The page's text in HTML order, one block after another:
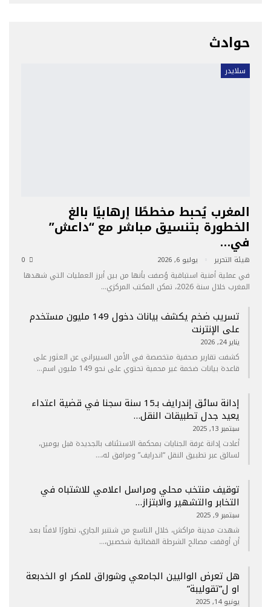
حوادث
سلايدر
المغرب يُحبط مخططًا إرهابيًا بالغ
الخطورة بتنسيق مباشر مع “داعش”
في…
هيئة التحرير يوليو 6, 2026
في عملية أمنية استباقية وُصفت بأنها من بين أبرز العمليات التي شهدها
المغرب خلال سنة 2026، تمكن المكتب المركزي…
تسريب ضخم يكشف بيانات دخول 149 مليون مستخدم
على الإنترنت
يناير 24, 2026
كشفت تقارير صحفية متخصصة في الأمن السيبراني عن العثور على
قاعدة بيانات ضخمة غير محمية تحتوي على نحو 149 مليون اسم…
إدانة سائق إندرايف بـ15 سنة سجنا في قضية اعتداء
يعيد جدل تطبيقات النقل…
سبتمبر 13, 2025
أعادت إدانة غرفة الجنايات بمحكمة الاستئناف بالجديدة قبل يومين،
لسائق عبر تطبيق النقل “اندرايف” ومرافق له،…
توقيف منتخب محلي ومراسل اعلامي للاشتباه في
التخابر والتشهير والابتزاز…
سبتمبر 9, 2025
شهدت مدينة مراكش، خلال التاسع من شتنبر الجاري، تطورًا لافتًا بعد
أن أوقفت مصالح الشرطة القضائية شخصين،…
هل تعرض الواليين الجامعي وشوراق للمكر او الخدبعة
او ل”تقوليبة”
يونيو 14, 2025